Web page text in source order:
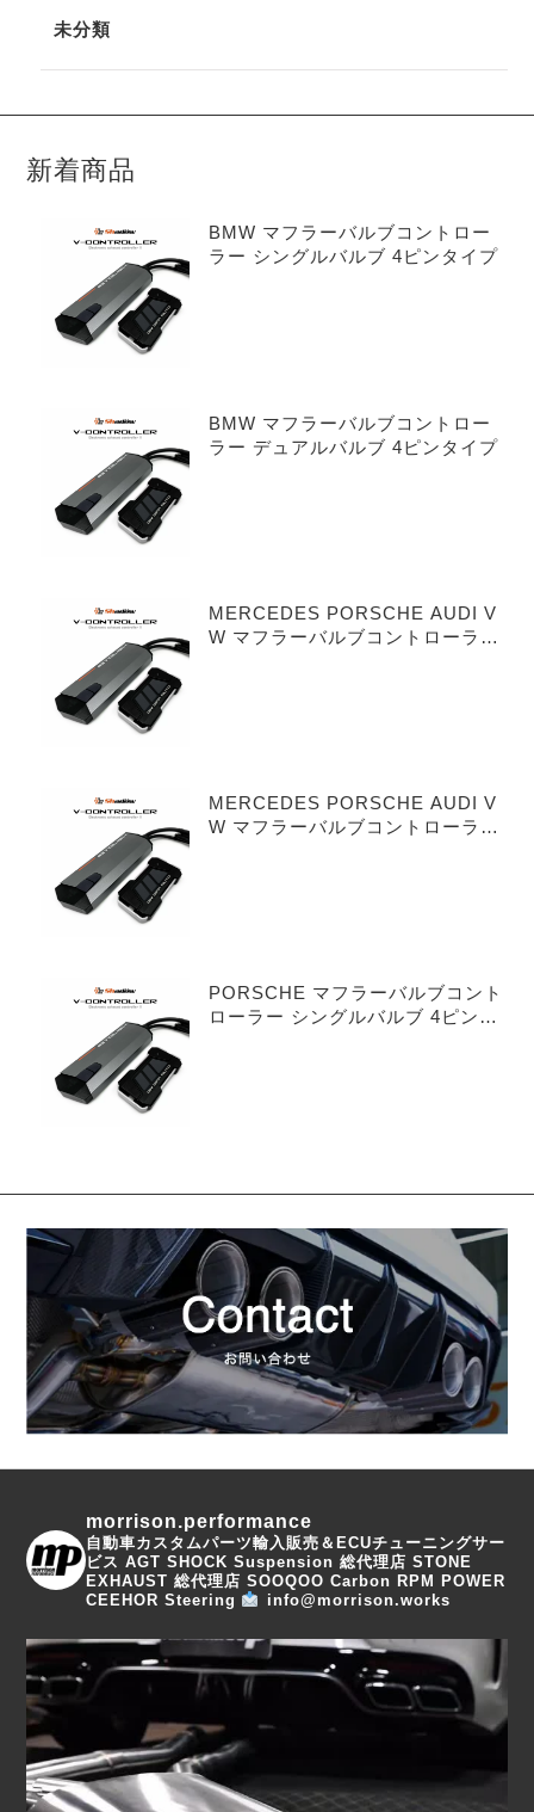
未分類
新着商品
BMW マフラーバルブコントロー
ラー シングルバルブ 4ピンタイプ
BMW マフラーバルブコントロー
ラー デュアルバルブ 4ピンタイプ
MERCEDES PORSCHE AUDI V
W マフラーバルブコントローラー
MERCEDES PORSCHE AUDI V
W マフラーバルブコントローラー
PORSCHE マフラーバルブコント
ローラー シングルバルブ 4ピンタ
morrison.performance
自動車カスタムパーツ輸入販売＆ECUチューニングサー
ビス AGT SHOCK Suspension 総代理店 STONE
EXHAUST 総代理店 SOOQOO Carbon RPM POWER
CEEHOR Steering
info@morrison.works